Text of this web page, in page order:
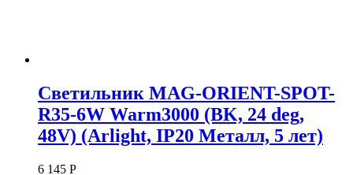
Светильник MAG-ORIENT-SPOT-
R35-6W Warm3000 (BK, 24 deg,
48V) (Arlight, IP20 Металл, 5 лет)
6 145 Р